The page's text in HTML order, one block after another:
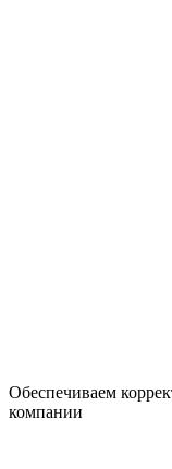
Обеспечиваем
компании